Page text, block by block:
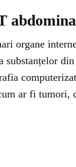
organe
substanțelor
ar fi tumori,